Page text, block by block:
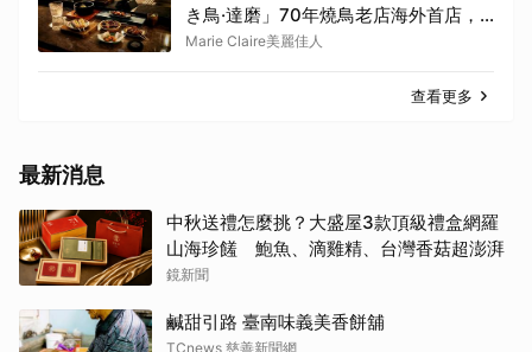
き鳥·達磨」70年燒鳥老店海外首店，
古典「團扇控火」技法成就銷魂美味
Marie Claire美麗佳人
查看更多
最新消息
中秋送禮怎麼挑？大盛屋3款頂級禮盒網羅
山海珍饈 鮑魚、滴雞精、台灣香菇超澎湃
鏡新聞
鹹甜引路 臺南味義美香餅舖
TCnews 慈善新聞網